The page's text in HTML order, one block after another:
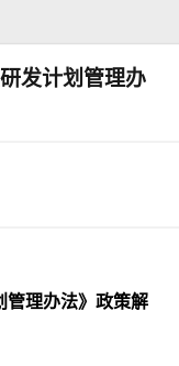
发计划管理办
管理办法》政策解